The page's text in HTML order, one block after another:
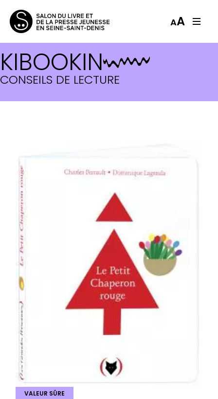
AA
KIBOOKIN
CONSEILS DE LECTURE
VALEUR SÛRE